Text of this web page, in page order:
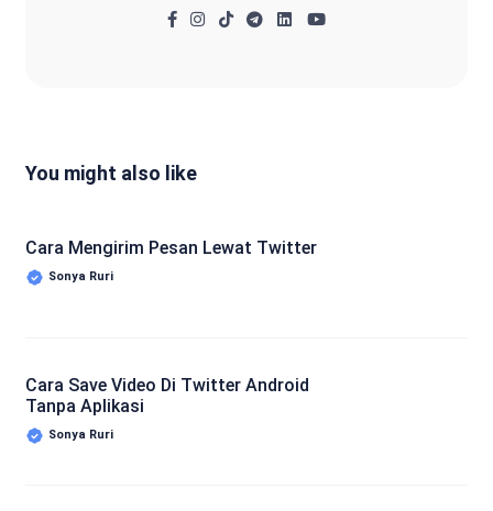
You might also like
Cara Mengirim Pesan Lewat Twitter
Sonya Ruri
Cara Save Video Di Twitter Android
Tanpa Aplikasi
Sonya Ruri